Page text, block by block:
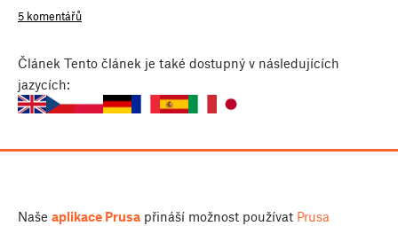
5 komentářů
Článek Tento článek je také dostupný v následujících
jazycích:
Naše aplikace Prusa přináší možnost používat Prusa